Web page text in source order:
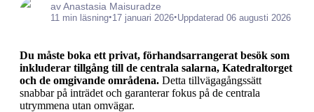
av Anastasia Maisuradze
11 min läsning•17 januari 2026•Uppdaterad 06 augusti 2026
Du måste boka ett privat, förhandsarrangerat besök som
inkluderar tillgång till de centrala salarna, Katedraltorget
och de omgivande områdena. Detta tillvägagångssätt
snabbar på inträdet och garanterar fokus på de centrala
utrymmena utan omvägar.